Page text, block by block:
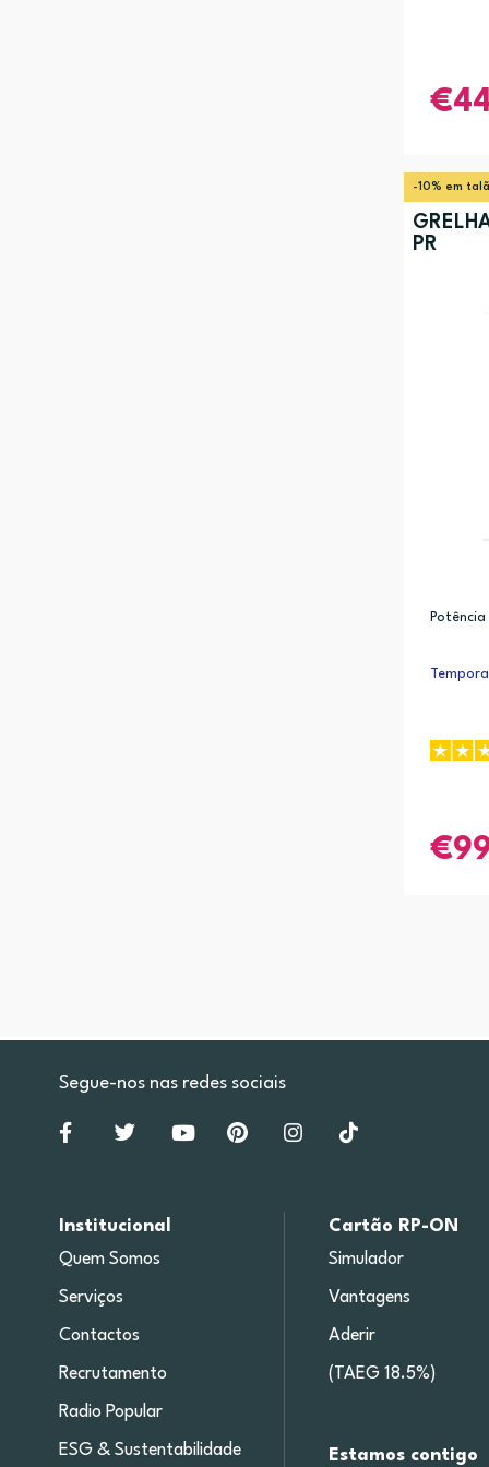
-10% em
PR
Segue-nos nas redes sociais
Institucional
Quem Somos
Serviços
Contactos
Recrutamento
Radio Popular
ESG & Sustentabilidade
Cartão RP-ON
Simulador
Vantagens
Aderir
(TAEG 18.5%)
Estamos contigo